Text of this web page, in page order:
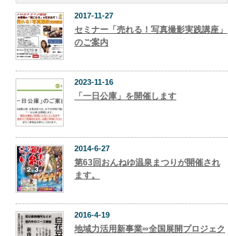
2017-11-27
セミナー「売れる！写真撮影実践講座」
のご案内
2023-11-16
「一日公庫」を開催します
2014-6-27
第63回おんねゆ温泉まつりが開催され
ます。
2016-4-19
地域力活用新事業∞全国展開プロジェク